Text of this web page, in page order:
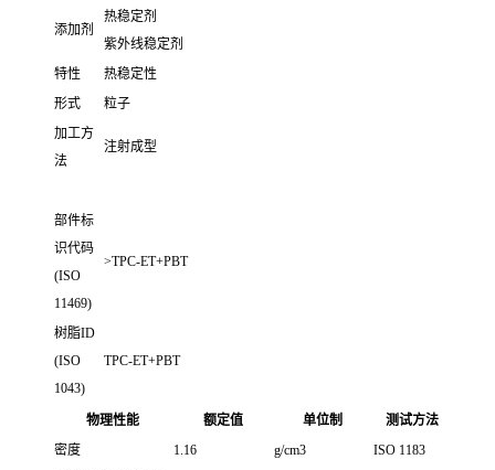
添加剂
热稳定剂
紫外线稳定剂
特性
热稳定性
形式
粒子
加工方
法
注射成型
部件标
识代码
(ISO
11469)
>TPC-ET+PBT
树脂ID
(ISO
1043)
TPC-ET+PBT
物理性能 额定值 单位制
测试方法
密度
1.16 g/cm3
ISO 1183